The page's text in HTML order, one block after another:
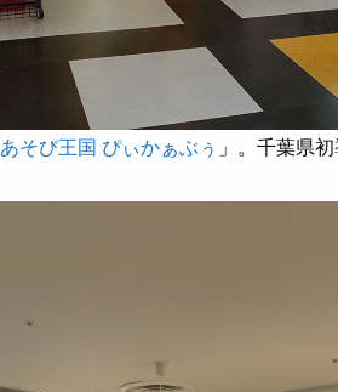
あそび王国 ぴぃかぁぶぅ 」。千葉県